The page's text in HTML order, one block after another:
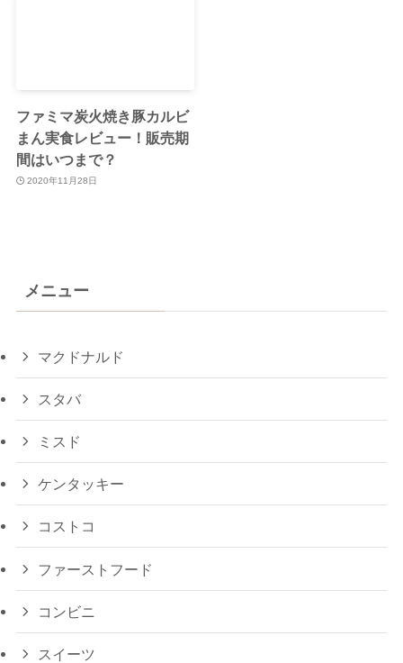
ファミマ炭火焼き豚カルビ
まん実食レビュー！販売期
間はいつまで？
2020年11月28日
メニュー
マクドナルド
スタバ
ミスド
ケンタッキー
コストコ
ファーストフード
コンビニ
スイーツ